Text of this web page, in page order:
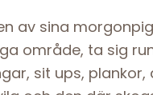
av sina
område, ta sig
sit ups, plankor,